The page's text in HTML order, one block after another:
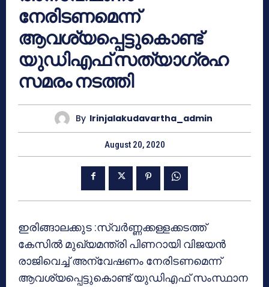
നേരിടണമെന്ന്
ആവശ്യപ്പെട്ടുകൊണ്ട്
യുഡിഎഫ് സത്യാഗ്രഹ
സമരം നടത്തി
By Irinjalakudavartha_admin
August 20, 2020
ഇരിങ്ങാലക്കുട :സ്വർണ്ണക്കള്ളക്കടത്ത്
കേസിൽ മുഖ്യമന്ത്രി പിണറായി വിജയൻ
രാജിവെച്ച് അന്വേഷണം നേരിടണമെന്ന്
ആവശ്യപ്പെട്ടുകൊണ്ട് യുഡിഎഫ് സംസ്ഥാന